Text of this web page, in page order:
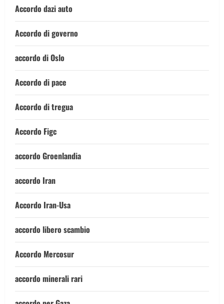
Accordo dazi auto
Accordo di governo
accordo di Oslo
Accordo di pace
Accordo di tregua
Accordo Figc
accordo Groenlandia
accordo Iran
Accordo Iran-Usa
accordo libero scambio
Accordo Mercosur
accordo minerali rari